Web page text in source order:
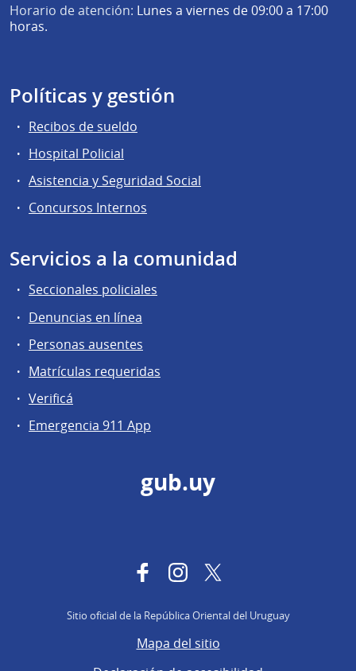
Horario de atención: Lunes a viernes de 09:00 a 17:00
horas.
Políticas y gestión
Recibos de sueldo
Hospital Policial
Asistencia y Seguridad Social
Concursos Internos
Servicios a la comunidad
Seccionales policiales
Denuncias en línea
Personas ausentes
Matrículas requeridas
Verificá
Emergencia 911 App
gub.uy
FacebookInstagram
Sitio oficial de la República Oriental del Uruguay
Mapa del sitio